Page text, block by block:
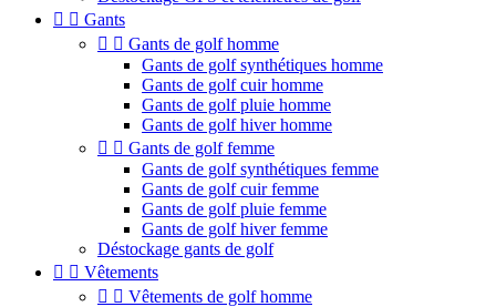
  Gants
  Gants de golf homme
Gants de golf synthétiques homme
Gants de golf cuir homme
Gants de golf pluie homme
Gants de golf hiver homme
  Gants de golf femme
Gants de golf synthétiques femme
Gants de golf cuir femme
Gants de golf pluie femme
Gants de golf hiver femme
Déstockage gants de golf
  Vêtements
  Vêtements de golf homme